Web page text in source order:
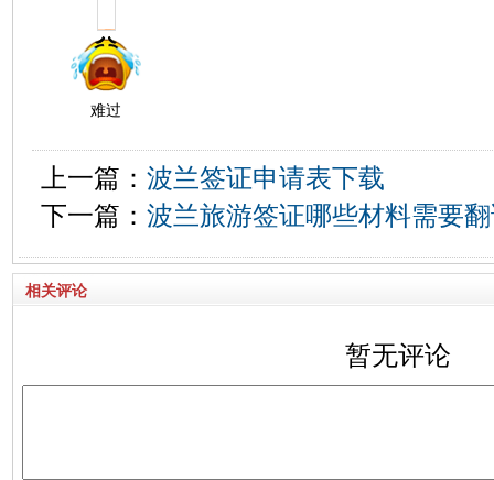
难过
上一篇： 波兰签证申请表下载
下一篇： 波兰旅游签证哪些材料需要
相关评论
暂无评论